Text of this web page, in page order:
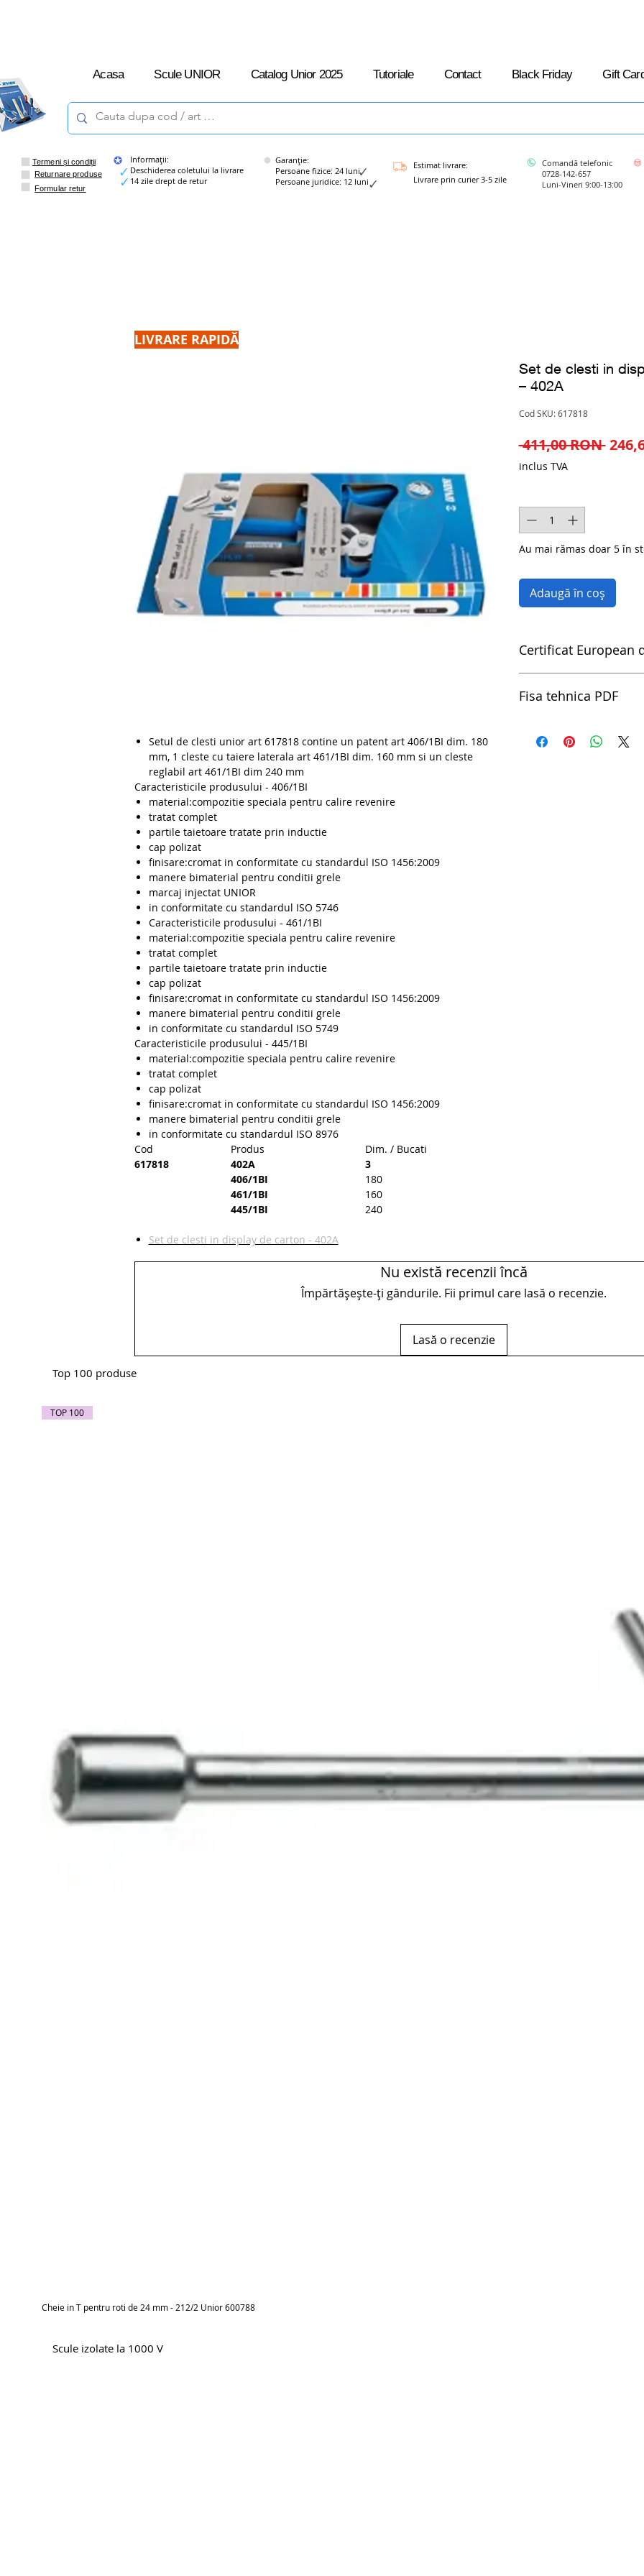
Acasa Scule UNIOR Catalog Unior 2025 Tutoriale Contact Black Friday Gift
Termeni și condiții
Returnare produse
Formular retur
Informații:
Deschiderea coletului la livrare
14 zile drept de retur
Garanție:
Persoane fizice: 24 luni
Persoane juridice: 12 luni
Estimat livrare:
Livrare prin curier 3-5 zile
Comandă telefonic
0728-142-657
Luni-Vineri 9:00-13:00
Setul de clesti unior art 617818 contine un patent art 406/1BI dim. 180
mm, 1 cleste cu taiere laterala art 461/1BI dim. 160 mm si un cleste
reglabil art 461/1BI dim 240 mm
Caracteristicile produsului - 406/1BI
material:compozitie speciala pentru calire revenire
tratat complet
partile taietoare tratate prin inductie
cap polizat
finisare:cromat in conformitate cu standardul ISO 1456:2009
manere bimaterial pentru conditii grele
marcaj injectat UNIOR
in conformitate cu standardul ISO 5746
Caracteristicile produsului - 461/1BI
material:compozitie speciala pentru calire revenire
tratat complet
partile taietoare tratate prin inductie
cap polizat
finisare:cromat in conformitate cu standardul ISO 1456:2009
manere bimaterial pentru conditii grele
in conformitate cu standardul ISO 5749
Caracteristicile produsului - 445/1BI
material:compozitie speciala pentru calire revenire
tratat complet
cap polizat
finisare:cromat in conformitate cu standardul ISO 1456:2009
manere bimaterial pentru conditii grele
in conformitate cu standardul ISO 8976
Cod Produs Dim. / Bucati
617818
402A
3
406/1BI
180
461/1BI
160
445/1BI
240
Set de clesti in display de carton - 402A
Set de clesti in
– 402A
Cod SKU: 617818
411,00 RON Preț
inclus TVA
Au mai rămas doar 5 în
Adaugă în coș
Certificat European
Fisa tehnica PDF
Nu există recenzii încă
Împărtășește-ți gândurile. Fii primul care lasă o recenzie.
Lasă o recenzie
Top 100 produse
TOP 100
Cheie in T pentru roti de 24 mm - 212/2 Unior 600788
LIVRARE RAPIDĂ
Scule izolate la 1000 V